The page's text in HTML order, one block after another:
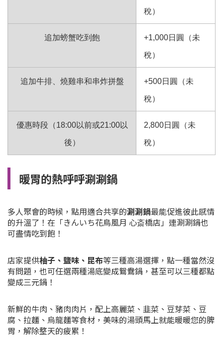
稅）
追加螃蟹吃到飽 +1,000日圓（未
稅）
追加牛排、燒雞串和串炸拼盤 +500日圓（未
稅）
優惠時段（18:00以前或21:00以
後）
2,800日圓（未
稅）
暖胃的熱呼呼涮涮鍋
多人聚會的時候，點用適合共享的涮涮鍋最能促進彼此感情
的升溫了！在「きんいち花鳥風月 心斎橋店」連涮涮鍋也
可盡情吃到飽！
店家提供柚子、鹽味、昆布等三種高湯選擇，點一種當然沒
有問題，也可任選兩種湯底變成鴛鴦鍋，甚至可以三種都點
變成三元鍋！
新鮮的牛肉、豬肉肉片，配上高麗菜、韭菜、豆芽菜、豆
腐、拉麵、烏龍麵等食材，美味的湯頭馬上就能暖暖您的脾
胃，解除整天的疲累！